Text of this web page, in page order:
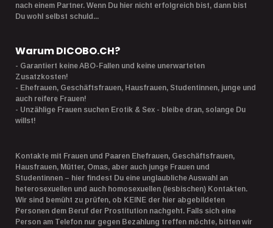
nach einem Partner. Wenn Du hier nicht erfolgreich bist, dann bist
Du wohl selbst schuld...
Warum DICOBO.CH?
- Garantiert keine ABO-Fallen und keine unerwarteten
Zusatzkosten!
- Ehefrauen, Geschäftsfrauen, Hausfrauen, Studentinnen, junge und
auch reifere Frauen!
- Unzählige Frauen suchen Erotik & Sex - bleibe dran, solange Du
willst!
Kontakte mit Frauen und Paaren Ehefrauen, Geschäftsfrauen,
Hausfrauen, Mütter, Omas, aber auch junge Frauen und
Studentinnen – hier findest Du eine unglaubliche Auswahl an
heterosexuellen und auch homosexuellen (lesbischen) Kontakten.
Wir sind bemüht zu prüfen, ob KEINE der hier abgebildeten
Personen dem Beruf der Prostitution nachgeht. Falls sich eine
Person am Telefon nur gegen Bezahlung treffen möchte, bitten wir